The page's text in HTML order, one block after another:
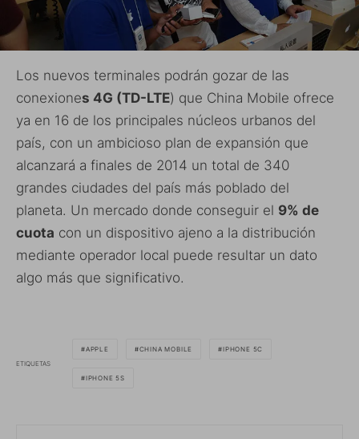
Los nuevos terminales podrán gozar de las
conexiones 4G (TD-LTE) que China Mobile ofrece
ya en 16 de los principales núcleos urbanos del
país, con un ambicioso plan de expansión que
alcanzará a finales de 2014 un total de 340
grandes ciudades del país más poblado del
planeta. Un mercado donde conseguir el 9% de
cuota con un dispositivo ajeno a la distribución
mediante operador local puede resultar un dato
algo más que significativo.
ETIQUETAS
APPLE CHINA MOBILE IPHONE 5C
IPHONE 5S